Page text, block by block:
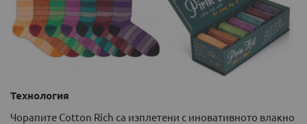
Технология
Чорапите Cotton Rich са изплетени с иновативното влакно